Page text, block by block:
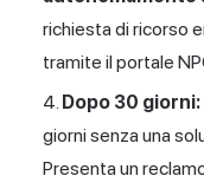
richiesta di ricorso
tramite il portale
Dopo 30
giorni senza una
Presenta un